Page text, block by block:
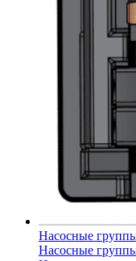
Насосные
Насосные